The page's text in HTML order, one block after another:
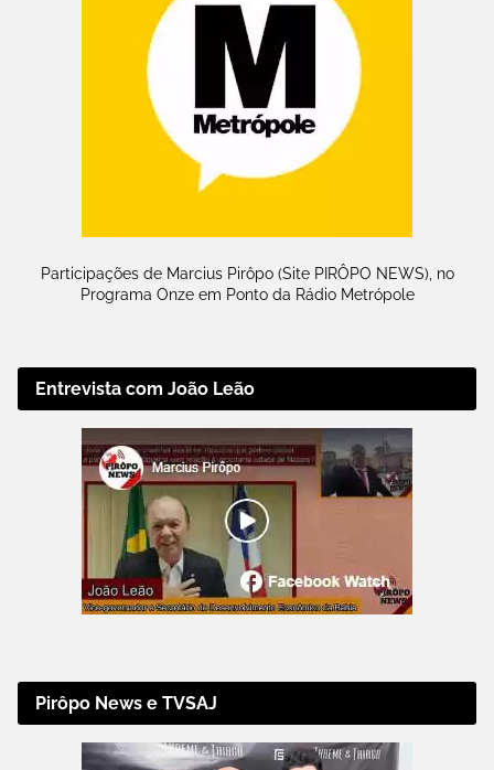
Participações de Marcius Pirôpo (Site PIRÔPO NEWS), no
Programa Onze em Ponto da Rádio Metrópole
Entrevista com João Leão
Pirôpo News e TVSAJ